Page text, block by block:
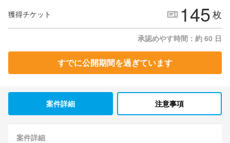
獲得チケット 145枚
承認めやす時間：約 60 日
すでに公開期間を過ぎています
案件詳細 注意事項
案件詳細